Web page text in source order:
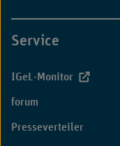
Service
IGeL-Monitor
forum
Presseverteiler